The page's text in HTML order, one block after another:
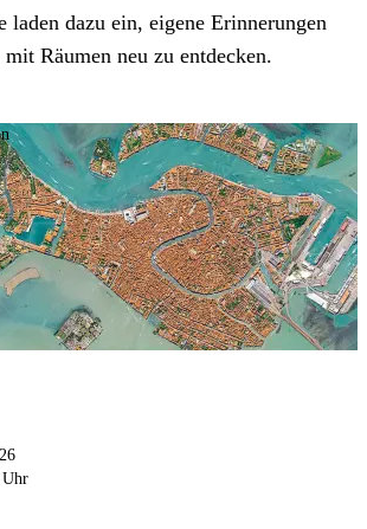
laden dazu ein, eigene Erinnerungen
Räumen neu zu entdecken.
Uhr